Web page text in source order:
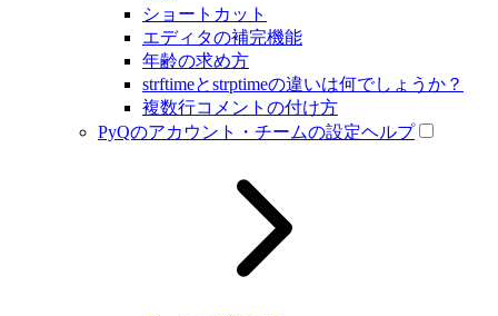
ショートカット
エディタの補完機能
年齢の求め方
strftimeとstrptimeの違いは何でしょうか？
複数行コメントの付け方
PyQのアカウント・チームの設定ヘルプ